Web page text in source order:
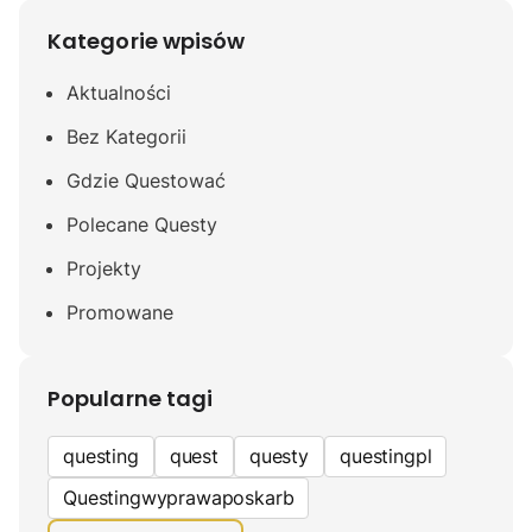
Kategorie wpisów
Aktualności
Bez Kategorii
Gdzie Questować
Polecane Questy
Projekty
Promowane
Popularne tagi
questing quest questy
questingpl
Questingwyprawaposkarb